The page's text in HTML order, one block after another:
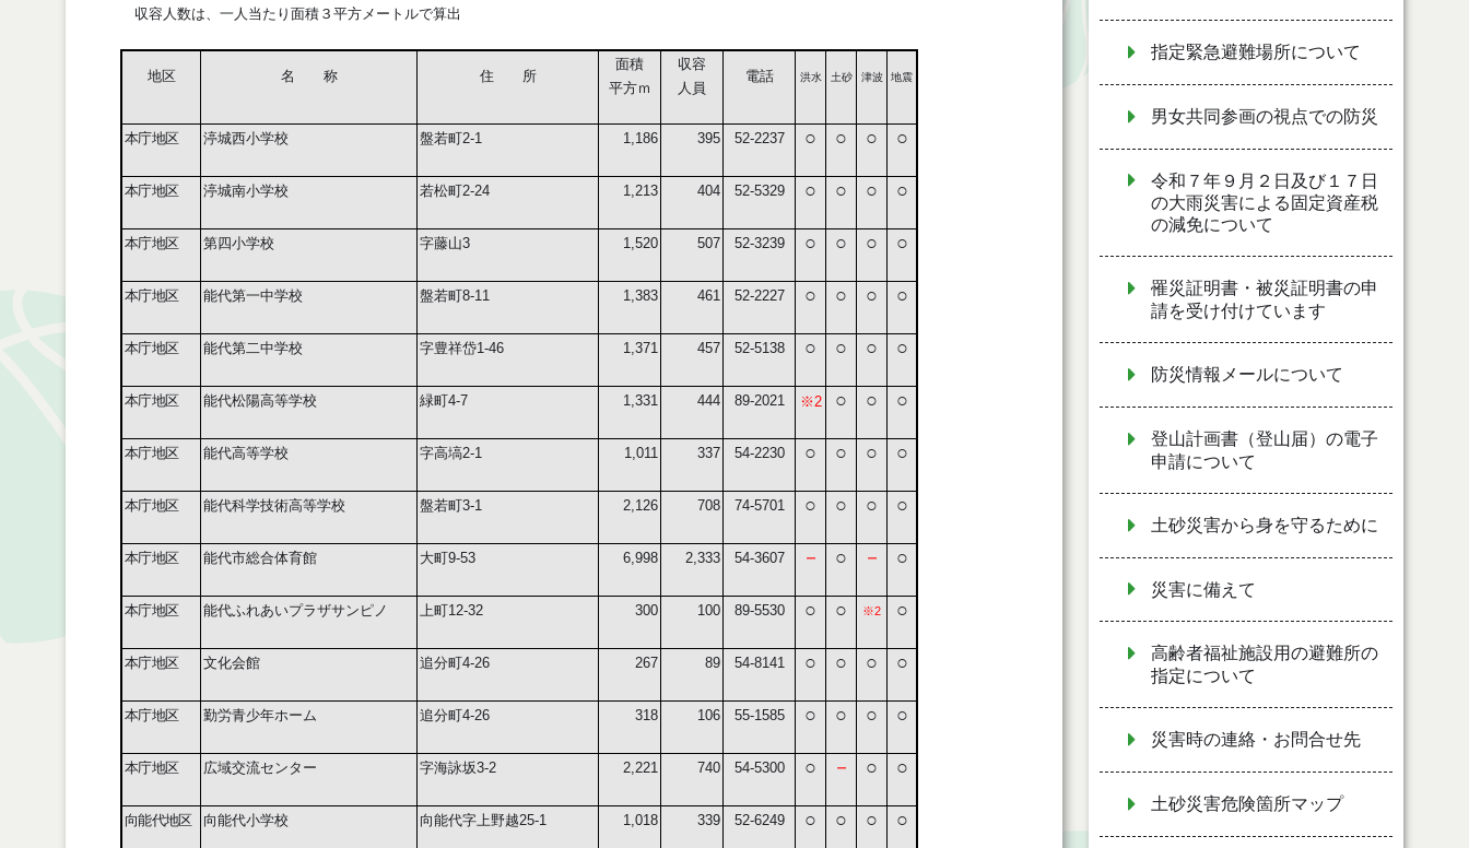
収容人数は、一人当たり面積３平方メートルで算出
地区 名 称 住 所
面積
平方ｍ
収容
人員
電話 洪水 土砂 津波 地震
本庁地区 渟城西小学校 盤若町2-1 1,186 395 52-2237 ○ ○ ○ ○
本庁地区 渟城南小学校 若松町2-24 1,213 404 52-5329 ○ ○ ○ ○
本庁地区 第四小学校 字藤山3 1,520 507 52-3239 ○ ○ ○ ○
本庁地区 能代第一中学校 盤若町8-11 1,383 461 52-2227 ○ ○ ○ ○
本庁地区 能代第二中学校 字豊祥岱1-46 1,371 457 52-5138 ○ ○ ○ ○
本庁地区 能代松陽高等学校 緑町4-7 1,331 444 89-2021 ※2 ○ ○ ○
本庁地区 能代高等学校 字高塙2-1 1,011 337 54-2230 ○ ○ ○ ○
本庁地区 能代科学技術高等学校 盤若町3-1 2,126 708 74-5701 ○ ○ ○ ○
本庁地区 能代市総合体育館 大町9-53 6,998 2,333 54-3607 － ○ － ○
本庁地区 能代ふれあいプラザサンピノ 上町12-32 300 100 89-5530 ○ ○ ※2 ○
本庁地区 文化会館 追分町4-26 267 89 54-8141 ○ ○ ○ ○
本庁地区 勤労青少年ホーム 追分町4-26 318 106 55-1585 ○ ○ ○ ○
本庁地区 広域交流センター 字海詠坂3-2 2,221 740 54-5300 ○ － ○ ○
向能代地区 向能代小学校 向能代字上野越25-1 1,018 339 52-6249 ○ ○ ○ ○
指定緊急避難場所について
男女共同参画の視点での防災
令和７年９月２日及び１７日
の大雨災害による固定資産税
の減免について
罹災証明書・被災証明書の申
請を受け付けています
防災情報メールについて
登山計画書（登山届）の電子
申請について
土砂災害から身を守るために
災害に備えて
高齢者福祉施設用の避難所の
指定について
災害時の連絡・お問合せ先
土砂災害危険箇所マップ